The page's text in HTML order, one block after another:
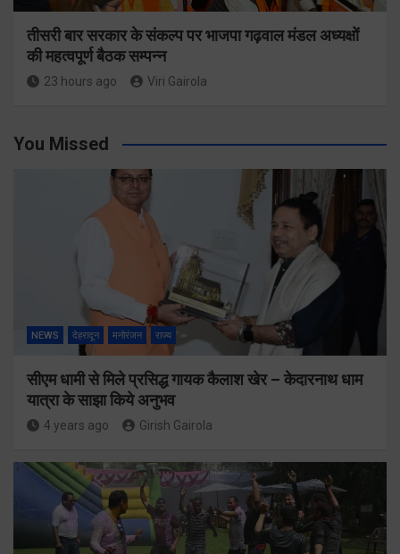
तीसरी बार सरकार के संकल्प पर भाजपा गढ़वाल मंडल अध्यक्षों
की महत्वपूर्ण बैठक सम्पन्न
23 hours ago Viri Gairola
You Missed
NEWS देहरादून मनोरंजन राज्य
सीएम धामी से मिले प्रसिद्ध गायक कैलाश खेर – केदारनाथ धाम
यात्रा के साझा किये अनुभव
4 years ago Girish Gairola